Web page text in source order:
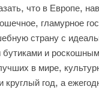
что в Европе,
гламурное
страну с
и
в мире,
круглый год, а